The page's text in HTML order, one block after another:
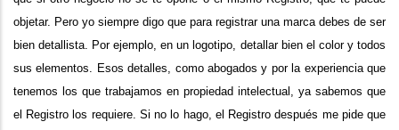
objetar. Pero yo siempre digo que para registrar una marca debes de ser
bien detallista. Por ejemplo, en un logotipo, detallar bien el color y todos
sus elementos. Esos detalles, como abogados y por la experiencia que
tenemos los que trabajamos en propiedad intelectual, ya sabemos que
el Registro los requiere. Si no lo hago, el Registro después me pide que